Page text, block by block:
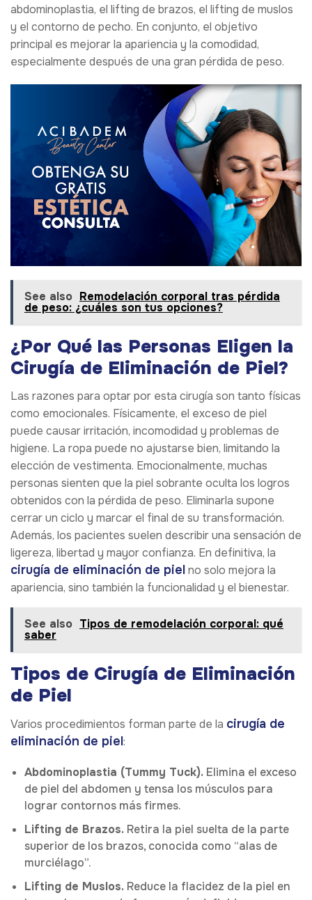
abdominoplastia, el lifting de brazos, el lifting de muslos
y el contorno de pecho. En conjunto, el objetivo
principal es mejorar la apariencia y la comodidad,
especialmente después de una gran pérdida de peso.
See also Remodelación corporal tras pérdida
de peso: ¿cuáles son tus opciones?
¿Por Qué las Personas Eligen la
Cirugía de Eliminación de Piel?
Las razones para optar por esta cirugía son tanto físicas
como emocionales. Físicamente, el exceso de piel
puede causar irritación, incomodidad y problemas de
higiene. La ropa puede no ajustarse bien, limitando la
elección de vestimenta. Emocionalmente, muchas
personas sienten que la piel sobrante oculta los logros
obtenidos con la pérdida de peso. Eliminarla supone
cerrar un ciclo y marcar el final de su transformación.
Además, los pacientes suelen describir una sensación de
ligereza, libertad y mayor confianza. En definitiva, la
cirugía de eliminación de pielno solo mejora la
apariencia, sino también la funcionalidad y el bienestar.
See also Tipos de remodelación corporal: qué
saber
Tipos de Cirugía de Eliminación
de Piel
Varios procedimientos forman parte de la cirugía de
eliminación de piel:
Abdominoplastia (Tummy Tuck). Elimina el exceso
de piel del abdomen y tensa los músculos para
lograr contornos más firmes.
Lifting de Brazos. Retira la piel suelta de la parte
superior de los brazos, conocida como “alas de
murciélago”.
Lifting de Muslos. Reduce la flacidez de la piel en